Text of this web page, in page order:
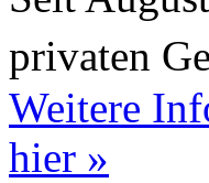
privaten
Weitere
hier »